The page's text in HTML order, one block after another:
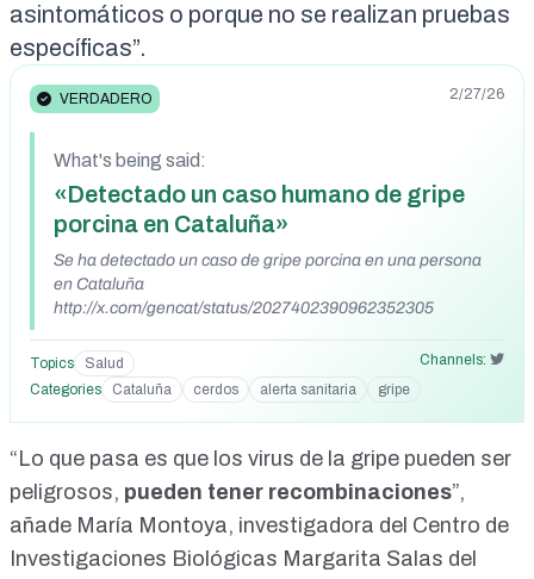
asintomáticos o porque no se realizan pruebas
específicas”.
VERDADERO 2/27/26
What's being said:
«Detectado un caso humano de gripe
porcina en Cataluña»
Se ha detectado un caso de gripe porcina en una persona
en Cataluña
http://x.com/gencat/status/2027402390962352305
Topics Salud
Channels:
Categories
Cataluña cerdos alerta sanitaria gripe
“Lo que pasa es que los virus de la gripe pueden ser
peligrosos, pueden tener recombinaciones”,
añade María Montoya, investigadora del Centro de
Investigaciones Biológicas Margarita Salas del